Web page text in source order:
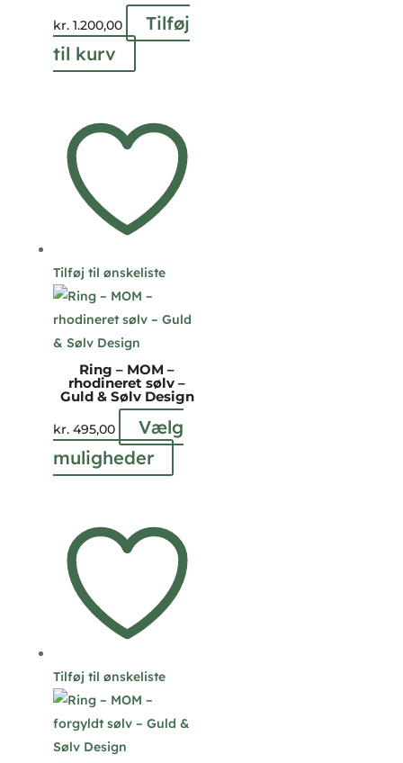
kr.1.200,00
Tilføj
til kurv
Tilføj til ønskeliste
Ring – MOM –
rhodineret sølv –
Guld & Sølv Design
kr.495,00
Vælg
muligheder
vare
varianter.
Mulighederne
kan
Tilføj til ønskeliste